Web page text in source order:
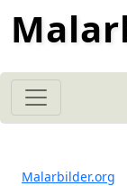
Malarbilder.org